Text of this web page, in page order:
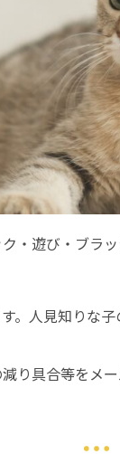
遊び・ブラ
。人見知りな
り具合等をメー